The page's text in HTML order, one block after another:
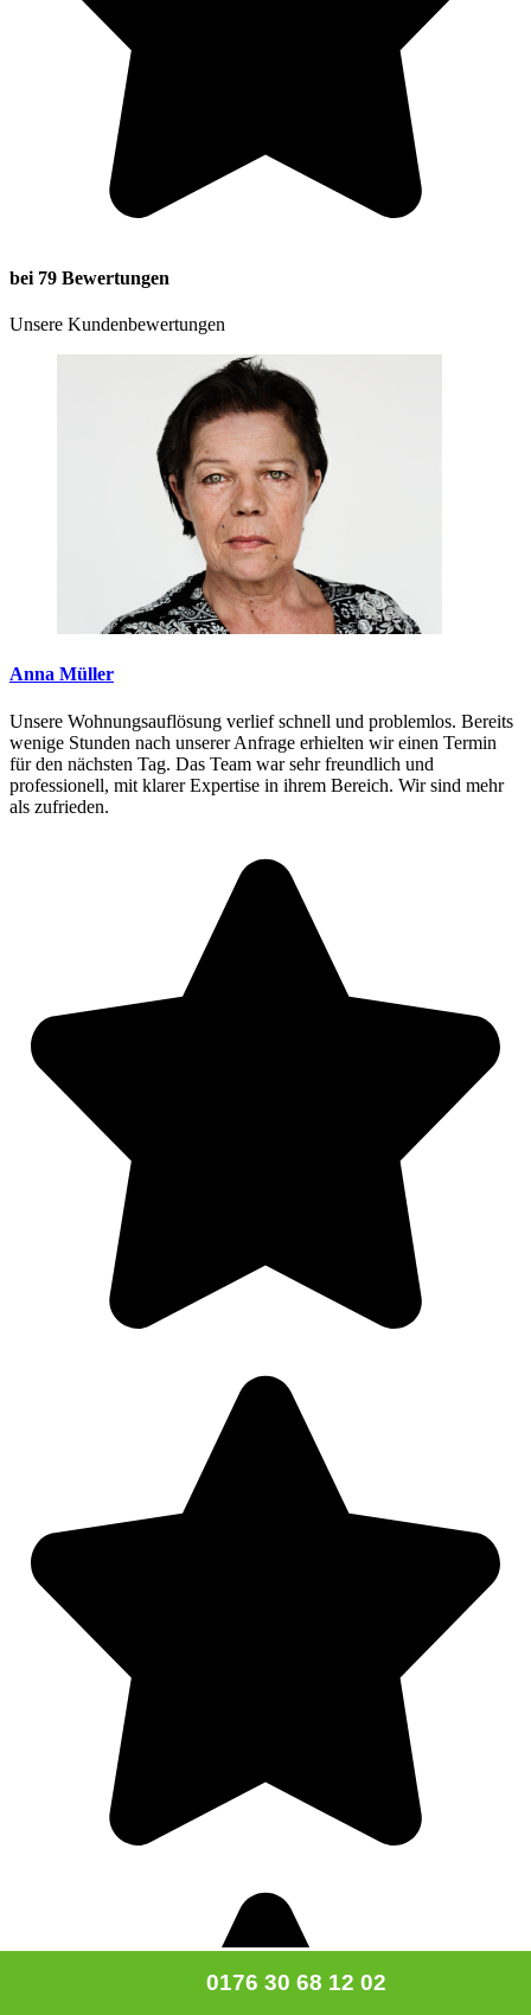
bei 79 Bewertungen
Unsere Kundenbewertungen
Anna Müller
Unsere Wohnungsauflösung verlief schnell und problemlos. Bereits
wenige Stunden nach unserer Anfrage erhielten wir einen Termin
für den nächsten Tag. Das Team war sehr freundlich und
professionell, mit klarer Expertise in ihrem Bereich. Wir sind mehr
als zufrieden.
0176 30 68 12 02